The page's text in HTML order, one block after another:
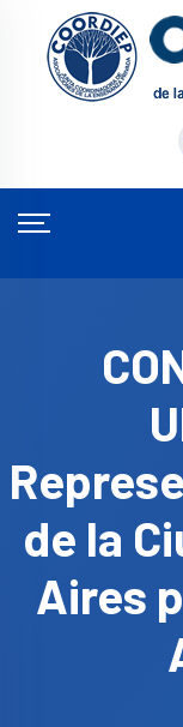
de la
Aires